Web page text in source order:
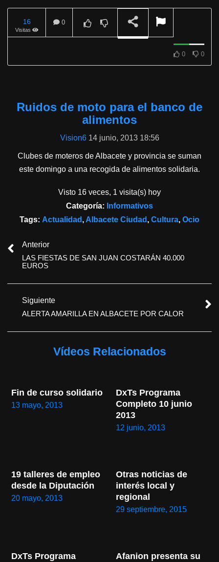
16
Visitas
0
0 0
Ruidos de moto para el banco de
alimentos
Vision6 14 junio, 2013 18:56
Clubes de moteros de Albacete y provincia se suman
este domingo a una recogida de alimentos solidaria.
Visto 16 veces, 1 visita(s) hoy
Categoría: Informativos
Tags: Actualidad , Albacete Ciudad , Cultura, Ocio
Anterior
LAS FIESTAS DE SAN JUAN COSTARÁN 40.000
EUROS
Siguiente
ALERTA AMARILLA EN ALBACETE POR CALOR
Vídeos Relacionados
Fin de curso solidario
13 mayo, 2013
DxTs Programa
Completo 10 junio
2013
12 junio, 2013
19 talleres de empleo
desde la Diputación
20 mayo, 2013
Otras noticias de
interés local y
regional
29 septiembre, 2015
DxTs Programa
Afanion presenta su